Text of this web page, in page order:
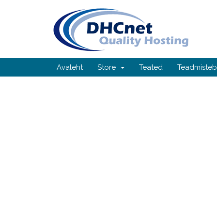
Avaleht Store Teated